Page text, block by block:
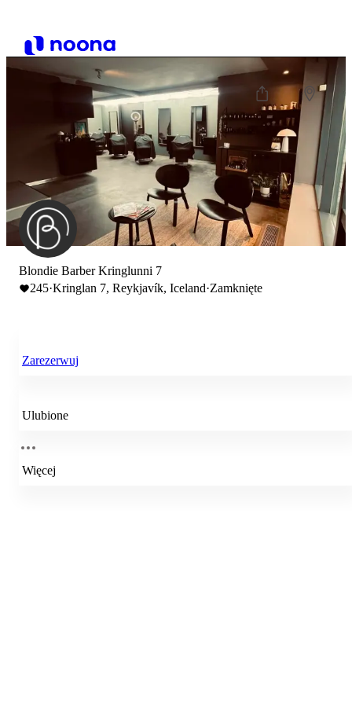
Blondie Barber Kringlunni 7
245·Kringlan 7, Reykjavík, Iceland·Zamknięte
Zarezerwuj
Ulubione
Więcej